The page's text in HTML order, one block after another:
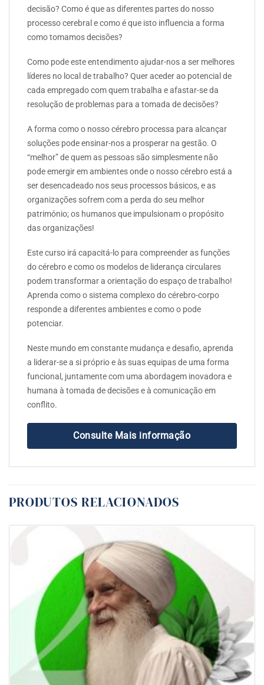
decisão? Como é que as diferentes partes do nosso
processo cerebral e como é que isto influencia a forma
como tomamos decisões?
Como pode este entendimento ajudar-nos a ser melhores
líderes no local de trabalho? Quer aceder ao potencial de
cada empregado com quem trabalha e afastar-se da
resolução de problemas para a tomada de decisões?
A forma como o nosso cérebro processa para alcançar
soluções pode ensinar-nos a prosperar na gestão. O
“melhor” de quem as pessoas são simplesmente não
pode emergir em ambientes onde o nosso cérebro está a
ser desencadeado nos seus processos básicos, e as
organizações sofrem com a perda do seu melhor
património; os humanos que impulsionam o propósito
das organizações!
Este curso irá capacitá-lo para compreender as funções
do cérebro e como os modelos de liderança circulares
podem transformar a orientação do espaço de trabalho!
Aprenda como o sistema complexo do cérebro-corpo
responde a diferentes ambientes e como o pode
potenciar.
Neste mundo em constante mudança e desafio, aprenda
a liderar-se a si próprio e às suas equipas de uma forma
funcional, juntamente com uma abordagem inovadora e
humana à tomada de decisões e à comunicação em
conflito.
Consulte Mais informação
PRODUTOS RELACIONADOS